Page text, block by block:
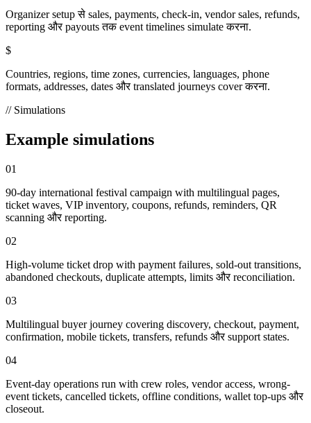
Organizer setup से sales, payments, check-in, vendor sales, refunds,
reporting और payouts तक event timelines simulate करना.
$
Countries, regions, time zones, currencies, languages, phone
formats, addresses, dates और translated journeys cover करना.
// Simulations
Example simulations
01
90-day international festival campaign with multilingual pages,
ticket waves, VIP inventory, coupons, refunds, reminders, QR
scanning और reporting.
02
High-volume ticket drop with payment failures, sold-out transitions,
abandoned checkouts, duplicate attempts, limits और reconciliation.
03
Multilingual buyer journey covering discovery, checkout, payment,
confirmation, mobile tickets, transfers, refunds और support states.
04
Event-day operations run with crew roles, vendor access, wrong-
event tickets, cancelled tickets, offline conditions, wallet top-ups और
closeout.